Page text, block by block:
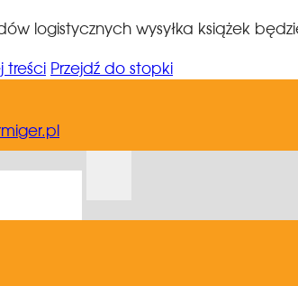
logistycznych wysyłka książek
treści Przejdź do stopki